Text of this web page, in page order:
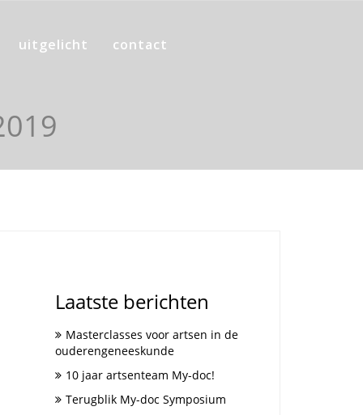
uitgelicht contact
Laatste berichten
Masterclasses voor artsen in de
ouderengeneeskunde
10 jaar artsenteam My-doc!
Terugblik My-doc Symposium